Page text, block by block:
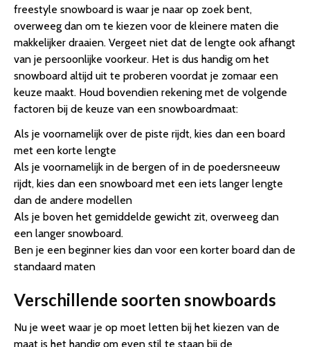
freestyle snowboard is waar je naar op zoek bent,
overweeg dan om te kiezen voor de kleinere maten die
makkelijker draaien. Vergeet niet dat de lengte ook afhangt
van je persoonlijke voorkeur. Het is dus handig om het
snowboard altijd uit te proberen voordat je zomaar een
keuze maakt. Houd bovendien rekening met de volgende
factoren bij de keuze van een snowboardmaat:
Als je voornamelijk over de piste rijdt, kies dan een board
met een korte lengte
Als je voornamelijk in de bergen of in de poedersneeuw
rijdt, kies dan een snowboard met een iets langer lengte
dan de andere modellen
Als je boven het gemiddelde gewicht zit, overweeg dan
een langer snowboard.
Ben je een beginner kies dan voor een korter board dan de
standaard maten
Verschillende soorten snowboards
Nu je weet waar je op moet letten bij het kiezen van de
maat is het handig om even stil te staan bij de